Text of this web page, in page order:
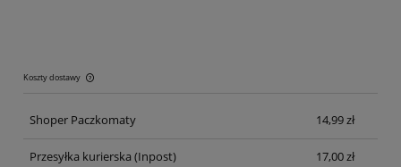
Koszty dostawy
Cena nie zawiera ewentualnych kosztów płatności
Shoper Paczkomaty
14,99 zł
Przesyłka kurierska (Inpost) 17,00 zł